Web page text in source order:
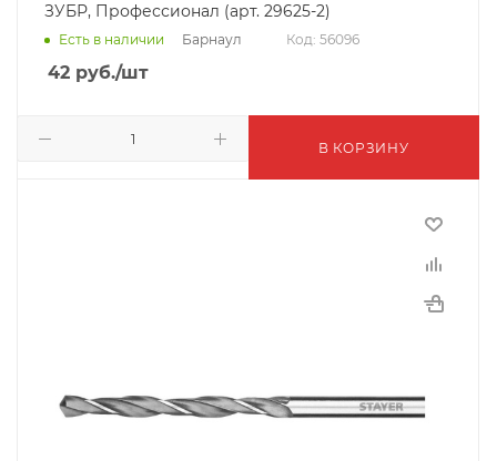
ЗУБР, Профессионал (арт. 29625-2)
Есть в наличии Барнаул Код: 56096
42 руб./шт
В КОРЗИНУ